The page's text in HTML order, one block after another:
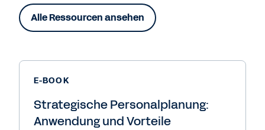
Alle Ressourcen ansehen
E-BOOK
Strategische Personalplanung:
Anwendung und Vorteile